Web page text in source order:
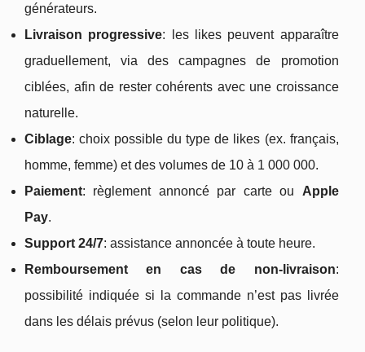
générateurs.
Livraison progressive: les likes peuvent apparaître
graduellement, via des campagnes de promotion
ciblées, afin de rester cohérents avec une croissance
naturelle.
Ciblage: choix possible du type de likes (ex. français,
homme, femme) et des volumes de 10 à 1 000 000.
Paiement: règlement annoncé par carte ou Apple
Pay.
Support 24/7: assistance annoncée à toute heure.
Remboursement en cas de non-livraison:
possibilité indiquée si la commande n’est pas livrée
dans les délais prévus (selon leur politique).